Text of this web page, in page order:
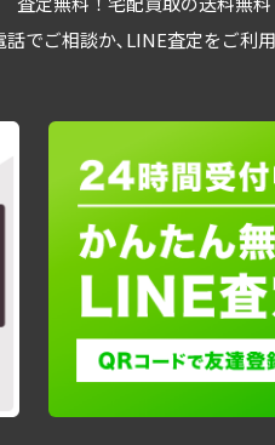
話でご相談か､LINE査定をご利